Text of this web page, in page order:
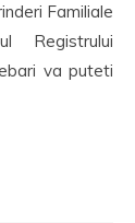
Familiale
Registrului
va puteti